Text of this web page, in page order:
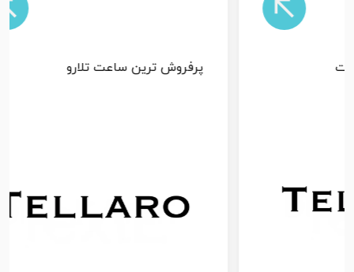
پرفروش ترین ساعت تلارو